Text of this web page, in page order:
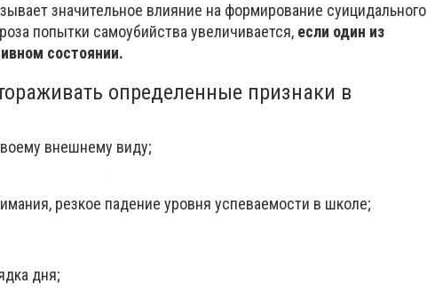
значительное влияние на формирование суицидального
попытки самоубийства увеличивается, если один из
состоянии.
определенные признаки в
внешнему виду;
резкое падение уровня успеваемости в школе;
дня;